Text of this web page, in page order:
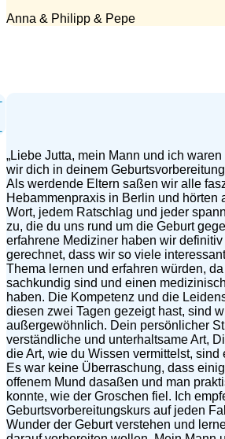
Anna & Philipp & Pepe
„Liebe Jutta, mein Mann und ich
wir dich in deinem
Als werdende Eltern saßen wir alle
Hebammenpraxis in Berlin und hörten
Wort, jedem Ratschlag und jeder
zu, die du uns rund um die Geburt
erfahrene Mediziner haben wir
gerechnet, dass wir so viele
Thema lernen und erfahren würden,
sachkundig sind und einen
haben. Die Kompetenz und die
diesen zwei Tagen gezeigt hast, sind
außergewöhnlich. Dein persönlicher
verständliche und unterhaltsame Art,
die Art, wie du Wissen vermittelst, sind
Es war keine Überraschung, dass
offenem Mund dasaßen und man
konnte, wie der Groschen fiel. Ich
Geburtsvorbereitungskurs auf jeden
Wunder der Geburt verstehen und